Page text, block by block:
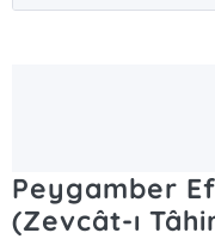
Peygamber
(Zevcât-ı